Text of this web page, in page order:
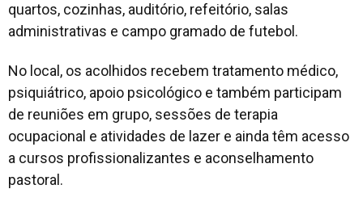
quartos, cozinhas, auditório, refeitório, salas
administrativas e campo gramado de futebol.
No local, os acolhidos recebem tratamento médico,
psiquiátrico, apoio psicológico e também participam
de reuniões em grupo, sessões de terapia
ocupacional e atividades de lazer e ainda têm acesso
a cursos profissionalizantes e aconselhamento
pastoral.